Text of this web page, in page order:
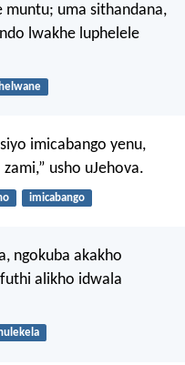
muntu; uma sithandana,
lwakhe luphelele
imicabango yenu,
usho uJehova.
imicabango
ngokuba akakho
futhi alikho idwala